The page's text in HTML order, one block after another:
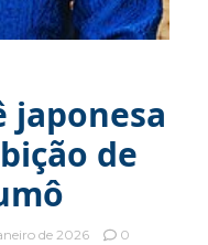
japonesa
de
de 2026
0